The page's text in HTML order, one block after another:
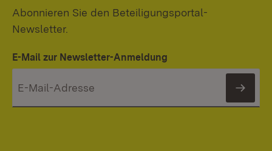
Abonnieren Sie den Beteiligungsportal-
Newsletter.
E-Mail zur Newsletter-Anmeldung